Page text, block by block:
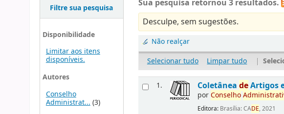
Filtre sua pesquisa
Disponibilidade
Limitar aos itens
disponíveis.
Autores
Conselho
Administrat... (3)
Sua pesquisa retornou 3 resultados.
Desculpe, sem sugestões.
Não realçar
Selecionar tudo
Limpar tudo |
1. ColetâneadeArtigos
porConselho
Editora: Brasília: CADE, 2021